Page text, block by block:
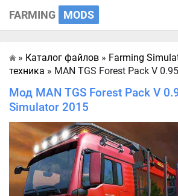
FARMING MODS
Главная
» Каталог файлов » Farming
техника » MAN TGS Forest Pack V 0.95
Мод MAN TGS Forest Pack V
Simulator 2015